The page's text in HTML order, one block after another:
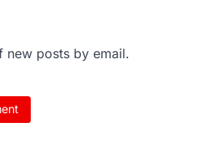
new posts by email.